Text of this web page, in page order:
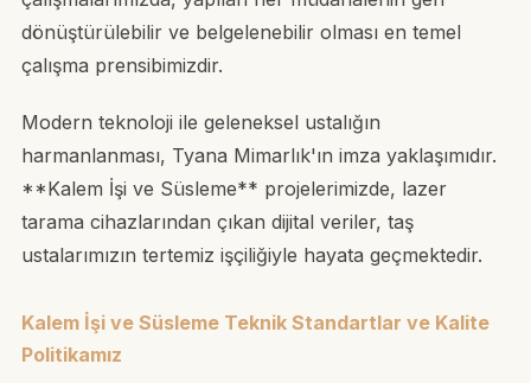
dönüştürülebilir ve belgelenebilir olması en temel
çalışma prensibimizdir.
Modern teknoloji ile geleneksel ustalığın
harmanlanması, Tyana Mimarlık'ın imza yaklaşımıdır.
**Kalem İşi ve Süsleme** projelerimizde, lazer
tarama cihazlarından çıkan dijital veriler, taş
ustalarımızın tertemiz işçiliğiyle hayata geçmektedir.
Kalem İşi ve Süsleme Teknik Standartlar ve Kalite
Politikamız